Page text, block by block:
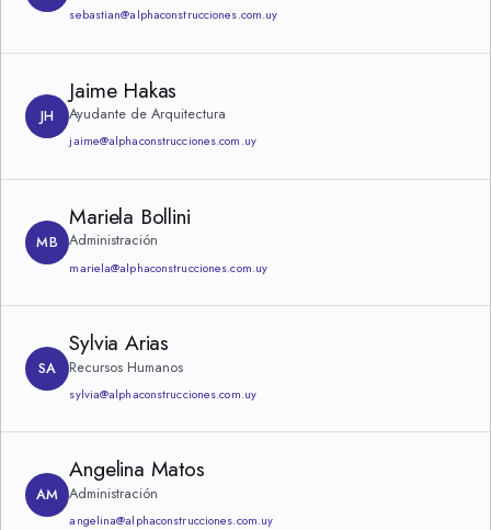
sebastian@alphaconstrucciones.com.uy
JH
Jaime Hakas
Ayudante de Arquitectura
jaime@alphaconstrucciones.com.uy
MB
Mariela Bollini
Administración
mariela@alphaconstrucciones.com.uy
SA
Sylvia Arias
Recursos Humanos
sylvia@alphaconstrucciones.com.uy
AM
Angelina Matos
Administración
angelina@alphaconstrucciones.com.uy